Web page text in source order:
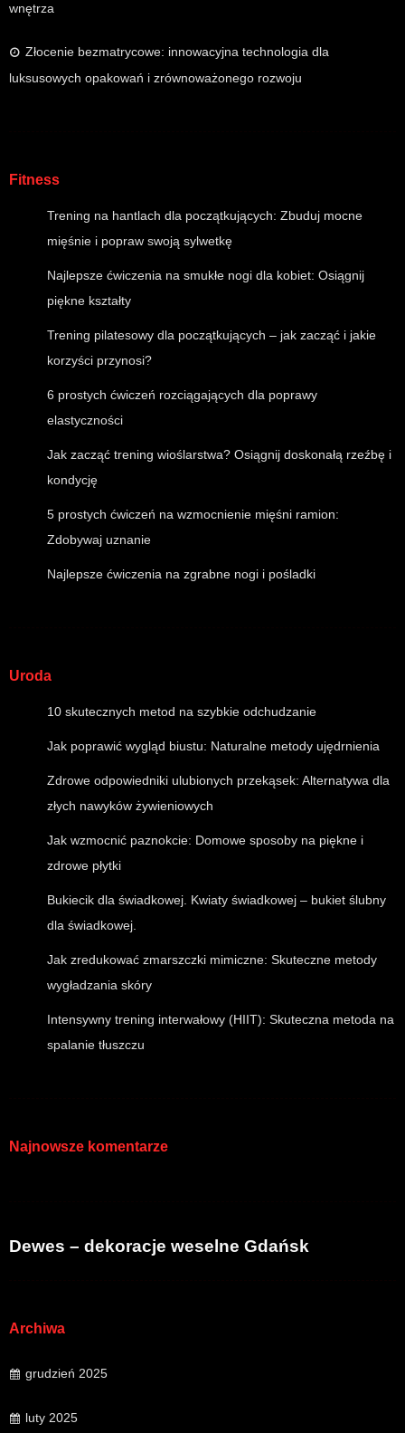
wnętrza
Złocenie bezmatrycowe: innowacyjna technologia dla
luksusowych opakowań i zrównoważonego rozwoju
Fitness
Trening na hantlach dla początkujących: Zbuduj mocne
mięśnie i popraw swoją sylwetkę
Najlepsze ćwiczenia na smukłe nogi dla kobiet: Osiągnij
piękne kształty
Trening pilatesowy dla początkujących – jak zacząć i jakie
korzyści przynosi?
6 prostych ćwiczeń rozciągających dla poprawy
elastyczności
Jak zacząć trening wioślarstwa? Osiągnij doskonałą rzeźbę i
kondycję
5 prostych ćwiczeń na wzmocnienie mięśni ramion:
Zdobywaj uznanie
Najlepsze ćwiczenia na zgrabne nogi i pośladki
Uroda
10 skutecznych metod na szybkie odchudzanie
Jak poprawić wygląd biustu: Naturalne metody ujędrnienia
Zdrowe odpowiedniki ulubionych przekąsek: Alternatywa dla
złych nawyków żywieniowych
Jak wzmocnić paznokcie: Domowe sposoby na piękne i
zdrowe płytki
Bukiecik dla świadkowej. Kwiaty świadkowej – bukiet ślubny
dla świadkowej.
Jak zredukować zmarszczki mimiczne: Skuteczne metody
wygładzania skóry
Intensywny trening interwałowy (HIIT): Skuteczna metoda na
spalanie tłuszczu
Najnowsze komentarze
Dewes – dekoracje weselne Gdańsk
Archiwa
grudzień 2025
luty 2025